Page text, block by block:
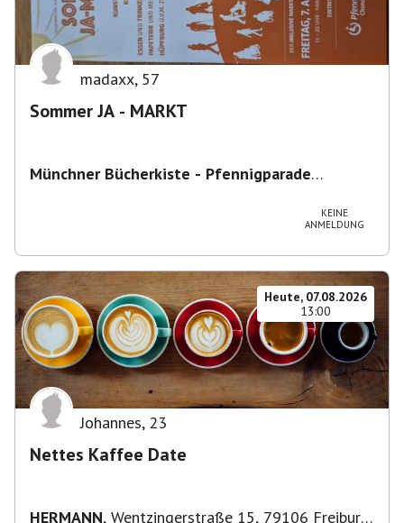
madaxx, 57
Sommer JA - MARKT
Münchner Bücherkiste - Pfennigparade
KEINE
ANMELDUNG
Heute, 07.08.2026
13:00
Johannes, 23
Nettes Kaffee Date
HERMANN, Wentzingerstraße 15, 79106 Freiburg